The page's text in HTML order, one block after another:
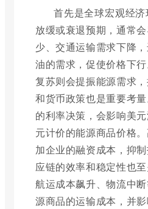
首先是全球宏观经
放缓或衰退预期，通常
少、交通运输需求下降
油的需求，促使价格下
复苏则会提振能源需求
和货币政策也是重要考
的利率决策，会影响美
元计价的能源商品价格
加企业的融资成本，抑
应链的效率和稳定性也至
航运成本飙升、物流中
源商品的运输成本，并